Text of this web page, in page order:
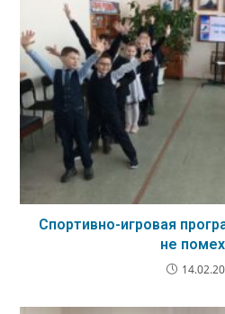
Спортивно-игровая
не